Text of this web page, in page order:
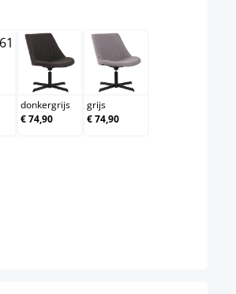
donkergrijs
donkergrijs
€ 74,90
grijs
grijs
€ 74,90